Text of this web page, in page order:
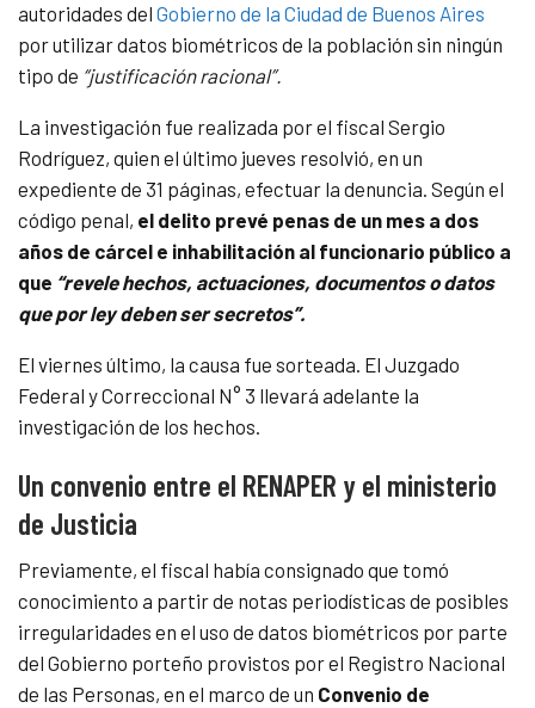
autoridades del Gobierno de la Ciudad de Buenos Aires
por utilizar datos biométricos de la población sin ningún
tipo de “justificación racional”.
La investigación fue realizada por el fiscal Sergio
Rodríguez, quien el último jueves resolvió, en un
expediente de 31 páginas, efectuar la denuncia. Según el
código penal, el delito prevé penas de un mes a dos
años de cárcel e inhabilitación al funcionario público a
que “revele hechos, actuaciones, documentos o datos
que por ley deben ser secretos”.
El viernes último, la causa fue sorteada. El Juzgado
Federal y Correccional N° 3 llevará adelante la
investigación de los hechos.
Un convenio entre el RENAPER y el ministerio
de Justicia
Previamente, el fiscal había consignado que tomó
conocimiento a partir de notas periodísticas de posibles
irregularidades en el uso de datos biométricos por parte
del Gobierno porteño provistos por el Registro Nacional
de las Personas, en el marco de un Convenio de